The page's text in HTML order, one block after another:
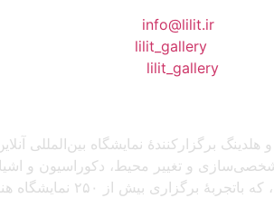
info@lilit.ir
lilit_gallery
lilit_gallery
و هلدینگ برگزارکنندهٔ نمایشگاه
و تغییر محیط، دکوراسیون و
در کل جهان